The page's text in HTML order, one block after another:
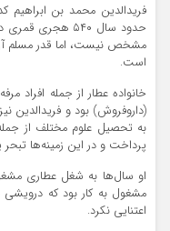
فریدالدین محمد بن ابراهیم
حدود سال ۵۴۰ هجری قمری در کدکن
مشخص نیست، اما قدر مسلم
است.
خانواده عطار از جمله افراد
(داروفروش) بود و فریدالدین
به تحصیل علوم مختلف از
پرداخت و در این زمینه‌ها تبحر
او سال‌ها به شغل عطاری
مشغول به کار بود که
اعتنایی نکرد.